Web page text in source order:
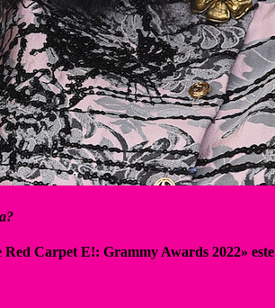
Carpet E!: Grammy Awards 2022» este